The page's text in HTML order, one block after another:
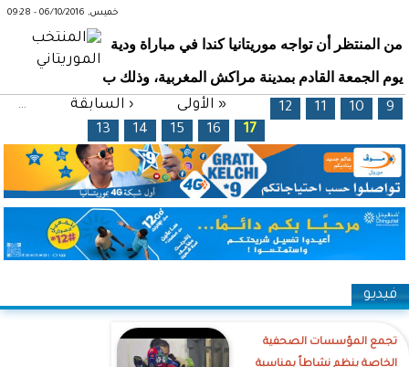
خميس, 06/10/2016 - 09:28
من المنتظر أن تواجه موريتانيا كندا في مباراة ودية
يوم الجمعة القادم بمدينة مراكش المغربية، وذلك ب
الصفحات
« الأولى ‹ السابقة … 9
10
11
12
13
14 15 16 17
فيديو
تجمع المؤسسات الصحفية